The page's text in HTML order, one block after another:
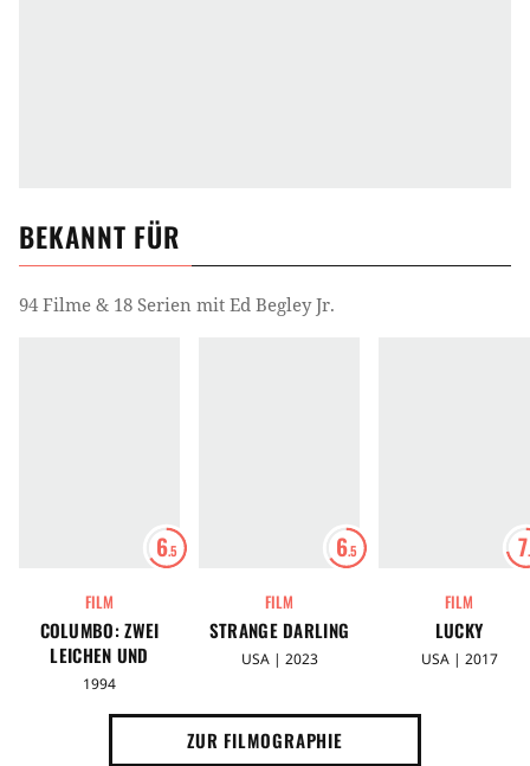
BEKANNT FÜR
94 Filme & 18 Serien mit Ed Begley Jr.
6.5
FILM
COLUMBO: ZWEI
LEICHEN UND
COLUMBO IN DER
1994
6.5
FILM
STRANGE DARLING
USA | 2023
7
FILM
LUCKY
USA | 2017
ZUR FILMOGRAPHIE